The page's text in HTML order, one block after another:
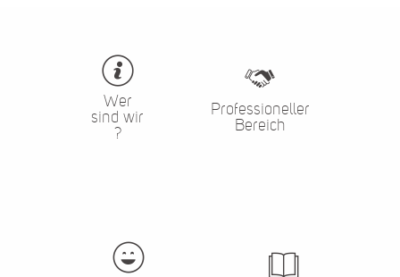
Wer
sind wir
?
Professioneller
Bereich